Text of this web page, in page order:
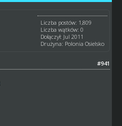
Liczba postów: 1,809
Liczba wątków: 0
Dołączył: Jul 2011
Drużyna: Polonia Osielsko
#941